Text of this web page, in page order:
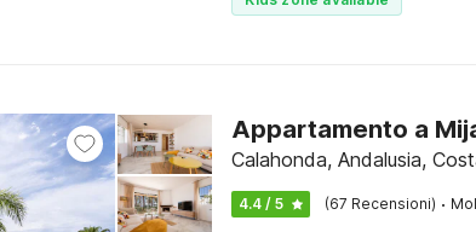
Appartamento a
Calahonda, Andalusia,
4.4 / 5 (67 Recensioni) ·